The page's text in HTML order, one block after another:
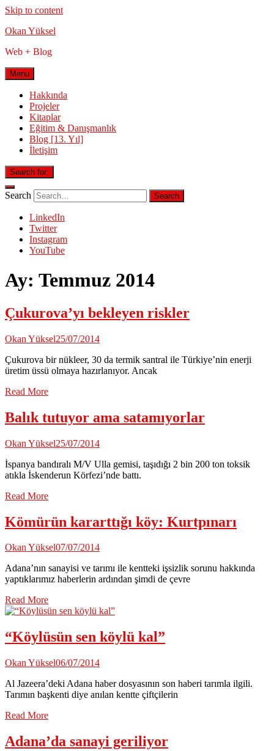
Skip to content
Okan Yüksel
Web + Blog
Menu
Hakkında
Projeler
Kitaplar
Eğitim & Danışmanlık
Blog [13. Yıl]
İletişim
Search for:
Search
LinkedIn
Twitter
Instagram
YouTube
Ay: Temmuz 2014
Çukurova’yı bekleyen riskler
Okan Yüksel25/07/2014
Çukurova bir nükleer, 30 da termik santral ile Türkiye’nin enerji
üretim üssü olmaya hazırlanıyor. Ancak
Read More
Balık tutuyor ama satamıyorlar
Okan Yüksel25/07/2014
İspanya bandıralı M/V Ulla gemisi, taşıdığı 2 bin 200 ton toksik
atıkla İskenderun Körfezi’nde battı.
Read More
Kömürün kararttığı köy: Kurtpınarı
Okan Yüksel07/07/2014
Adana’nın sanayisi ve tarımı ile kentteki işsizlik sorunu hakkında
yaptıklarımız haberlerin ardından şimdi de çevre
Read More
“Köylüsün sen köylü kal”
Okan Yüksel06/07/2014
Al Jazeera’deki Adana haber dosyasının son haberi tarımla ilgili.
Tarımın başkenti diye anılan kentte çiftçilerin
Read More
Adana’da sanayi geriliyor